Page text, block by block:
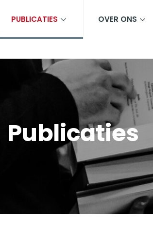
PUBLICATIES OVER ONS
Publicaties